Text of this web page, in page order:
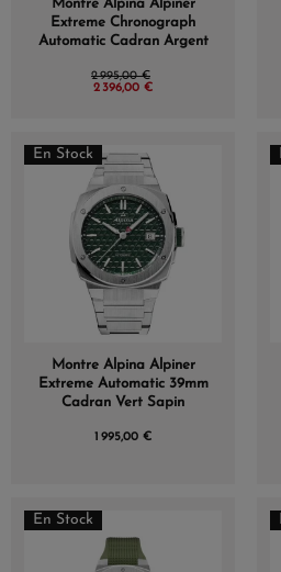
Montre Alpina Alpiner
Extreme Chronograph
Automatic Cadran Argent
2 995,00 €
2 396,00 €
En Stock
Montre Alpina Alpiner
Extreme Automatic 39mm
Cadran Vert Sapin
1 995,00 €
En Stock